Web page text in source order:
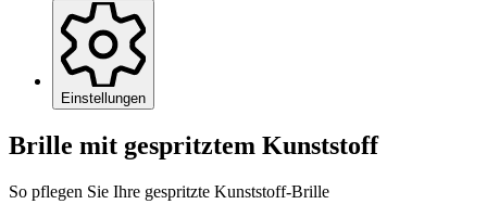
Einstellungen
Brille mit gespritztem Kunststoff
So pflegen Sie Ihre gespritzte Kunststoff-Brille